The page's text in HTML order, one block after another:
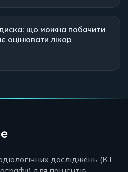
що можна побачити
оцінювати лікар
досліджень (КТ,